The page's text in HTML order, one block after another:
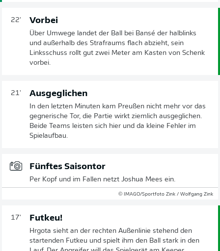
22' Vorbei
Über Umwege landet der Ball bei Bansé der halblinks
und außerhalb des Strafraums flach abzieht, sein
Linksschuss rollt gut zwei Meter am Kasten von Schenk
vorbei.
21' Ausgeglichen
In den letzten Minuten kam Preußen nicht mehr vor das
gegnerische Tor, die Partie wirkt ziemlich ausgeglichen.
Beide Teams leisten sich hier und da kleine Fehler im
Spielaufbau.
Fünftes Saisontor
Per Kopf und im Fallen netzt Joshua Mees ein.
© IMAGO/Sportfoto Zink / Wolfgang Zink
17' Futkeu!
Hrgota sieht an der rechten Außenlinie stehend den
startenden Futkeu und spielt ihm den Ball stark in den